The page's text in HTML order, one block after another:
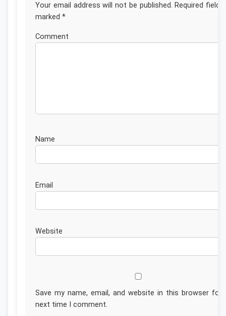
Your email address will not be published. Required fields
marked *
Website
Save my name, email, and website in this browser for
next time I comment.